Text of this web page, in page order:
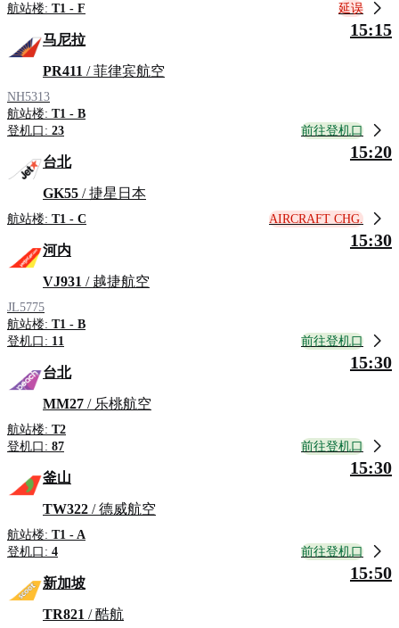
航站楼: T1 - F 延误
马尼拉
PR411 / 菲律宾航空
NH5313
航站楼: T1 - B
登机口: 23
15:15
前往登机口
台北
GK55 / 捷星日本
航站楼: T1 - C
15:20
AIRCRAFT CHG.
河内
VJ931 / 越捷航空
JL5775
航站楼: T1 - B
登机口: 11
15:30
前往登机口
台北
MM27 / 乐桃航空
航站楼: T2
登机口: 87
15:30
前往登机口
釜山
TW322 / 德威航空
航站楼: T1 - A
登机口: 4
15:30
前往登机口
新加坡
TR821 / 酷航
15:50